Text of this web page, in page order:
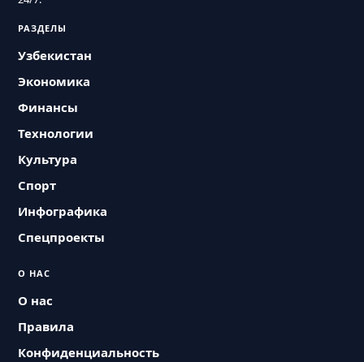
РАЗДЕЛЫ
Узбекистан
Экономика
Финансы
Технологии
Культура
Спорт
Инфографика
Спецпроекты
О НАС
О нас
Правила
Конфиденциальность